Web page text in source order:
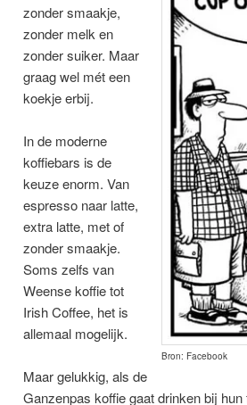
Bron: Facebook
zonder smaakje,
zonder melk en
zonder suiker. Maar
graag wel mét een
koekje erbij.
In de moderne
koffiebars is de
keuze enorm. Van
espresso naar latte,
extra latte, met of
zonder smaakje.
Soms zelfs van
Weense koffie tot
Irish Coffee, het is
allemaal mogelijk.
Maar gelukkig, als de
Ganzenpas koffie gaat drinken bij